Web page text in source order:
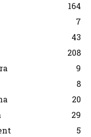
164
7
43
208
9
8
20
29
5